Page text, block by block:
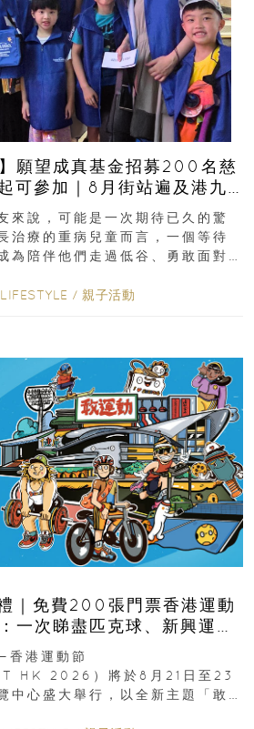
願望成真基金招募200名慈
可參加｜8月街站遍及港九
來說，可能是一次期待已久的驚
治療的重病兒童而言，一個等待
為陪伴他們走過低谷、勇敢面對
LIFESTYLE / 親子活動
｜免費200張門票香港運動
一次睇盡匹克球、新興運
運動品牌展覽
港運動節
HK 2026）將於8月21日至23
中心盛大舉行，以全新主題「敢